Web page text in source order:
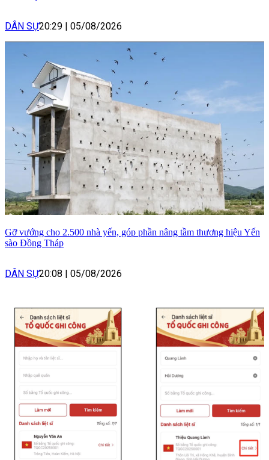
DÂN SỰ20:29 05/08/2026
Gỡ vướng cho 2.500 nhà yến, góp phần nâng tầm thương hiệu Yến
sào Đồng Tháp
DÂN SỰ20:08 05/08/2026